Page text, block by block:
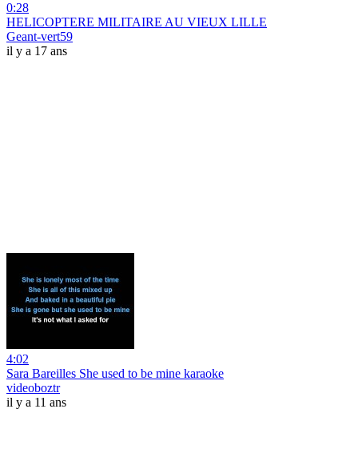
0:28
HELICOPTERE MILITAIRE AU VIEUX LILLE
Geant-vert59
il y a 17 ans
4:02
Sara Bareilles She used to be mine karaoke
videoboztr
il y a 11 ans